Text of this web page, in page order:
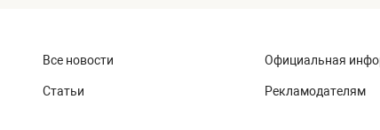
Все новости
Статьи
Официальная
Рекламодателям